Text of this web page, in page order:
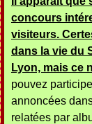
concours
visiteurs.
dans la vie du
Lyon, mais ce
pouvez
annoncées
relatées par